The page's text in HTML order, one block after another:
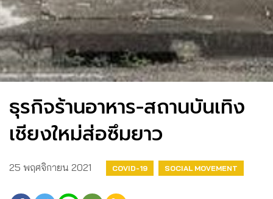
ธุรกิจร้านอาหาร-สถานบันเทิง
เชียงใหม่ส่อซึมยาว
25 พฤศจิกายน 2021 COVID-19 SOCIAL MOVEMENT